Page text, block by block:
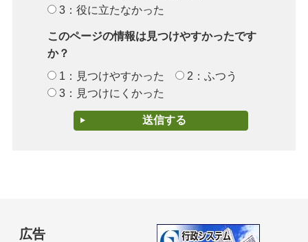
3：役に立たなかった
このページの情報は見つけやすかったです
か？
1：見つけやすかった
2：ふつう
3：見つけにくかった
広告